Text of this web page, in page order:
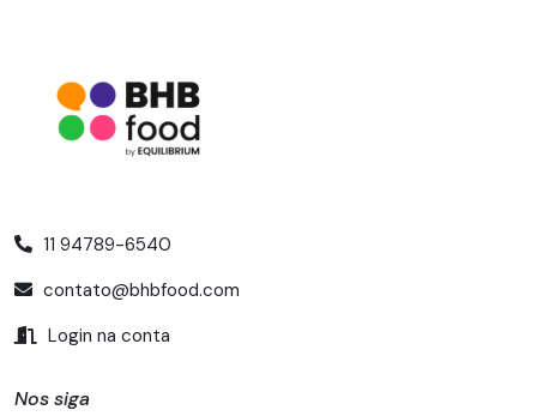
11 94789-6540
contato@bhbfood.com
Login na conta
Nos siga